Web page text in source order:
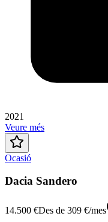
2021
Veure més
Ocasió
Dacia Sandero
14.500 €Des de 309 €/mes